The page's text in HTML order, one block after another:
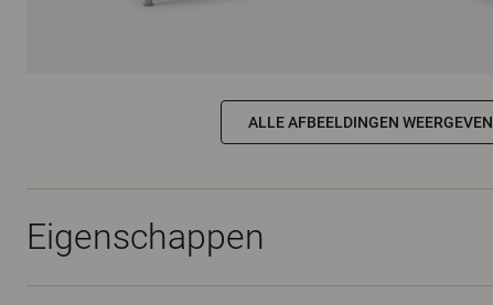
ALLE AFBEELDINGEN WEERGEVEN
Eigenschappen